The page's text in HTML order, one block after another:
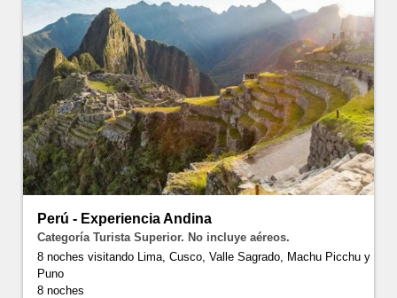
Perú - Experiencia Andina
Categoría Turista Superior. No incluye aéreos.
8 noches visitando Lima, Cusco, Valle Sagrado, Machu Picchu y
Puno
8 noches